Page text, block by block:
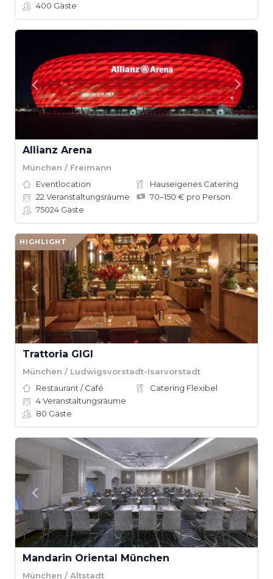
400 Gäste
Allianz Arena
München / Freimann
Eventlocation
Hauseigenes Catering
22 Veranstaltungsräume
70–150 € pro Person
75024 Gäste
HIGHLIGHT
Trattoria GIGI
München / Ludwigsvorstadt-Isarvorstadt
Restaurant / Café
Catering Flexibel
4Veranstaltungsräume
80 Gäste
Mandarin Oriental München
München / Altstadt